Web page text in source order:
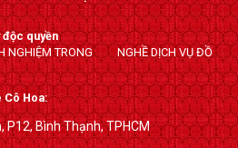
t
t
e
r
g
l
e
-
p
l
u
quyền
NGHIỆM TRONG NGHỀ DỊCH VỤ ĐỒ
Cô Hoa:
P12, Bình Thạnh, TPHCM